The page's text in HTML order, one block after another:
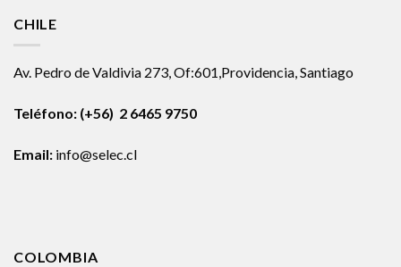
CHILE
Av. Pedro de Valdivia 273, Of:601,Providencia, Santiago
Teléfono: (+56) 2 6465 9750
Email: info@selec.cl
COLOMBIA